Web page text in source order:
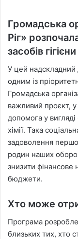
Громадська
Ріг»
засобів
У цей надскладний
одним із
Громадська
важливий проєкт,
допомога у вигляді
хімії. Така
задоволення
родин наших
знизити фінансове
бюджети.
Хто може
Програма
близьких тих, хто